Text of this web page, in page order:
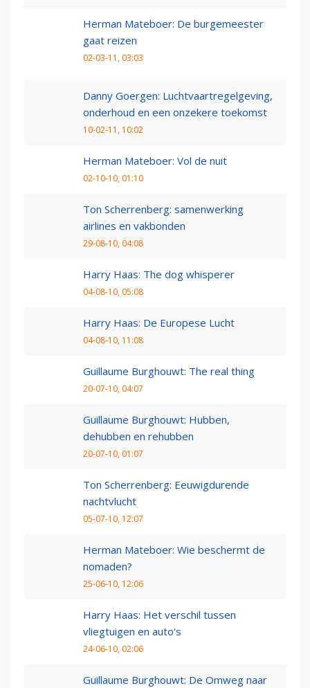
Herman Mateboer: De burgemeester
gaat reizen
02-03-11, 03:03
Danny Goergen: Luchtvaartregelgeving,
onderhoud en een onzekere toekomst
10-02-11, 10:02
Herman Mateboer: Vol de nuit
02-10-10, 01:10
Ton Scherrenberg: samenwerking
airlines en vakbonden
29-08-10, 04:08
Harry Haas: The dog whisperer
04-08-10, 05:08
Harry Haas: De Europese Lucht
04-08-10, 11:08
Guillaume Burghouwt: The real thing
20-07-10, 04:07
Guillaume Burghouwt: Hubben,
dehubben en rehubben
20-07-10, 01:07
Ton Scherrenberg: Eeuwigdurende
nachtvlucht
05-07-10, 12:07
Herman Mateboer: Wie beschermt de
nomaden?
25-06-10, 12:06
Harry Haas: Het verschil tussen
vliegtuigen en auto's
24-06-10, 02:06
Guillaume Burghouwt: De Omweg naar